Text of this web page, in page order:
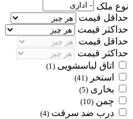
نوع ملک
حداقل قیمت
حداکثر قیمت
حداقل قیمت
حداکثر قیمت
اتاق لباسشویی (1)
استخر (41)
بخاری (5)
چمن (10)
درب ضد سرقت (4)